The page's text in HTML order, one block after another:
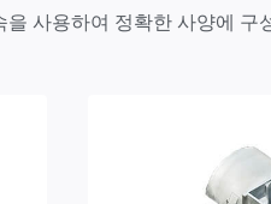
사용하여 정확한 사양에